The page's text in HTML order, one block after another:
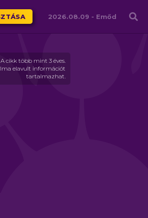
Családháló
2026.08.09 - Emőd
A cikk több mint 3 éves.
elavult információt
tartalmazhat.